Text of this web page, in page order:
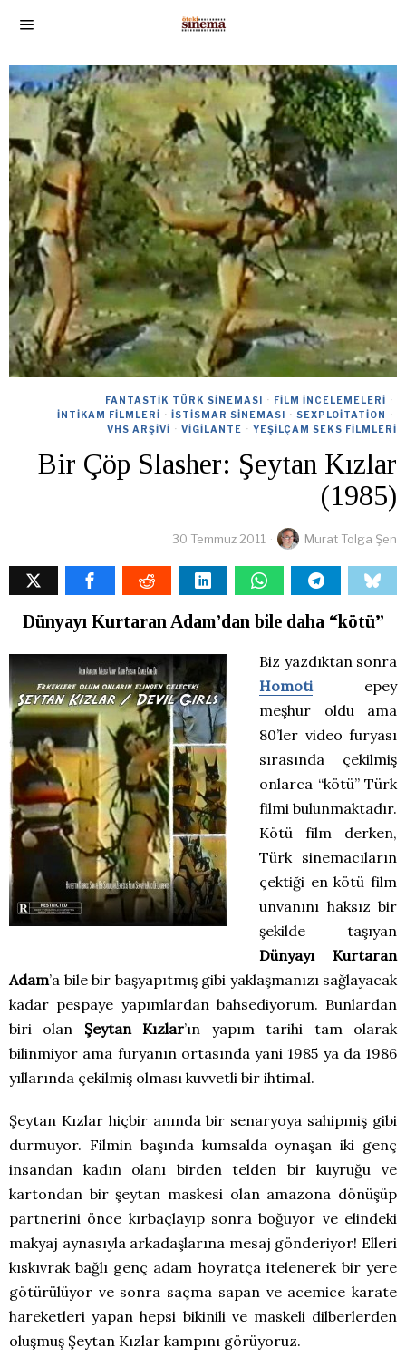
FANTASTIK TÜRK SINEMASI · FILM İNCELEMELERI ·
İNTIKAM FILMLERI · İSTISMAR SINEMASI · SEXPLOITATION ·
VHS ARŞIVI · VIGILANTE · YEŞILÇAM SEKS FILMLERI
Bir Çöp Slasher: Şeytan Kızlar
(1985)
30 Temmuz 2011 Murat Tolga Şen
Dünyayı Kurtaran Adam’dan bile daha “kötü”
Biz yazdıktan sonra
Homoti epey
meşhur oldu ama
80’ler video furyası
sırasında çekilmiş
onlarca “kötü” Türk
filmi bulunmaktadır.
Kötü film derken,
Türk sinemacıların
çektiği en kötü film
unvanını haksız bir
şekilde taşıyan
Dünyayı Kurtaran
Adam’a bile bir başyapıtmış gibi yaklaşmanızı sağlayacak
kadar pespaye yapımlardan bahsediyorum. Bunlardan
biri olan Şeytan Kızlar’ın yapım tarihi tam olarak
bilinmiyor ama furyanın ortasında yani 1985 ya da 1986
yıllarında çekilmiş olması kuvvetli bir ihtimal.
Şeytan Kızlar hiçbir anında bir senaryoya sahipmiş gibi
durmuyor. Filmin başında kumsalda oynaşan iki genç
insandan kadın olanı birden telden bir kuyruğu ve
kartondan bir şeytan maskesi olan amazona dönüşüp
partnerini önce kırbaçlayıp sonra boğuyor ve elindeki
makyaj aynasıyla arkadaşlarına mesaj gönderiyor! Elleri
kıskıvrak bağlı genç adam hoyratça itelenerek bir yere
götürülüyor ve sonra saçma sapan ve acemice karate
hareketleri yapan hepsi bikinili ve maskeli dilberlerden
oluşmuş Şeytan Kızlar kampını görüyoruz.